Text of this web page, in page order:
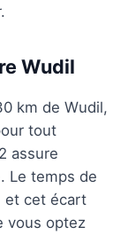
Wudil
km de Wudil,
tout
assure
Le temps de
et cet écart
vous optez